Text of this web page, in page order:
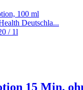
100 ml
Deutschla...
/ 1l
15 Min.